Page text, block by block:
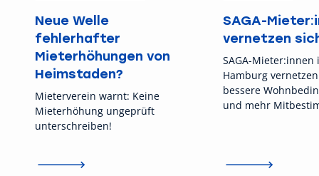
Neue Welle
fehlerhafter
Mieterhöhungen von
Heimstaden?
Mieterverein warnt: Keine
Mieterhöhung ungeprüft
unterschreiben!
SAGA-
vernetzen
SAGA-Mieter:innen
Hamburg
bessere
und mehr